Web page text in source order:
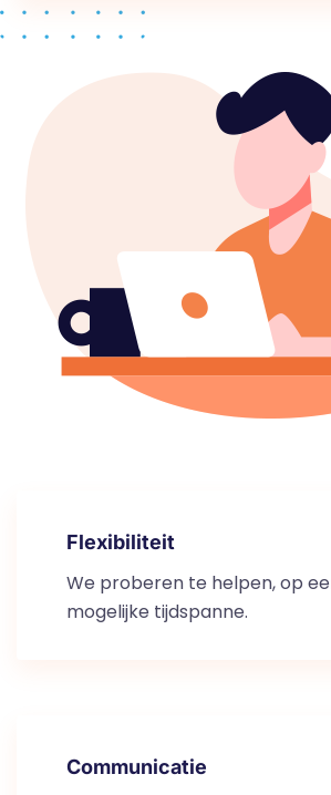
Flexibiliteit
We proberen te helpen, op
mogelijke tijdspanne.
Communicatie